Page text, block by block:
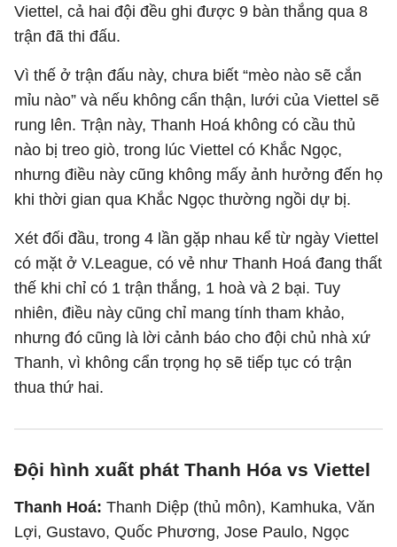
Viettel, cả hai đội đều ghi được 9 bàn thắng qua 8
trận đã thi đấu.
Vì thế ở trận đấu này, chưa biết “mèo nào sẽ cắn
mỉu nào” và nếu không cẩn thận, lưới của Viettel sẽ
rung lên. Trận này, Thanh Hoá không có cầu thủ
nào bị treo giò, trong lúc Viettel có Khắc Ngọc,
nhưng điều này cũng không mấy ảnh hưởng đến họ
khi thời gian qua Khắc Ngọc thường ngồi dự bị.
Xét đối đầu, trong 4 lần gặp nhau kể từ ngày Viettel
có mặt ở V.League, có vẻ như Thanh Hoá đang thất
thế khi chỉ có 1 trận thắng, 1 hoà và 2 bại. Tuy
nhiên, điều này cũng chỉ mang tính tham khảo,
nhưng đó cũng là lời cảnh báo cho đội chủ nhà xứ
Thanh, vì không cẩn trọng họ sẽ tiếp tục có trận
thua thứ hai.
Đội hình xuất phát Thanh Hóa vs Viettel
Thanh Hoá: Thanh Diệp (thủ môn), Kamhuka, Văn
Lợi, Gustavo, Quốc Phương, Jose Paulo, Ngọc